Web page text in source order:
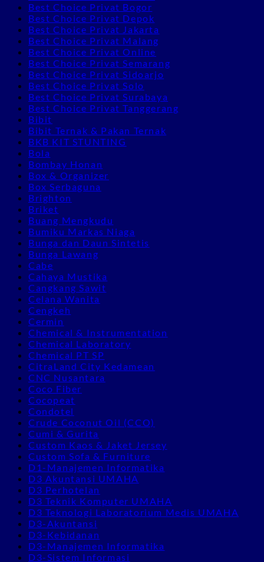
Best Choice Privat Bogor
Best Choice Privat Depok
Best Choice Privat Jakarta
Best Choice Privat Malang
Best Choice Privat Online
Best Choice Privat Semarang
Best Choice Privat Sidoarjo
Best Choice Privat Solo
Best Choice Privat Surabaya
Best Choice Privat Tanggerang
Bibit
Bibit Ternak & Pakan Ternak
BKB KIT STUNTING
Bola
Bombay Honan
Box & Organizer
Box Serbaguna
Brighton
Briket
Buang Mengkudu
Bumiku Markas Niaga
Bunga dan Daun Sintetis
Bunga Lawang
Cabe
Cahaya Mustika
Cangkang Sawit
Celana Wanita
Cengkeh
Cermin
Chemical & Instrumentation
Chemical Laboratory
Chemical PT SP
CitraLand City Kedamean
CNC Nusantara
Coco Fiber
Cocopeat
Condotel
Crude Coconut Oil (CCO)
Cumi & Gurita
Custom Kaos & Jaket Jersey
Custom Sofa & Furniture
D1-Manajemen Informatika
D3 Akuntansi UMAHA
D3 Perhotelan
D3 Teknik Komputer UMAHA
D3 Teknologi Laboratorium Medis UMAHA
D3-Akuntansi
D3-Kebidanan
D3-Manajemen Informatika
D3-Sistem Informasi